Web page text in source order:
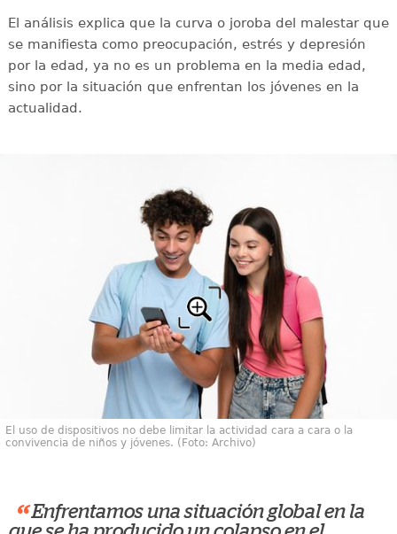
El análisis explica que la curva o joroba del malestar que
se manifiesta como preocupación, estrés y depresión
por la edad, ya no es un problema en la media edad,
sino por la situación que enfrentan los jóvenes en la
actualidad.
El uso de dispositivos no debe limitar la actividad cara a cara o la
convivencia de niños y jóvenes. (Foto: Archivo)
“ Enfrentamos una situación global en la